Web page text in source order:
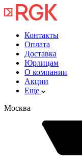
Контакты
Оплата
Доставка
Юрлицам
О компании
Акции
Еще
Москва